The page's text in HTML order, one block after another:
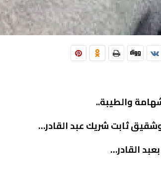
والطيبة..
ثابت شريك عبد القادر…
القادر…